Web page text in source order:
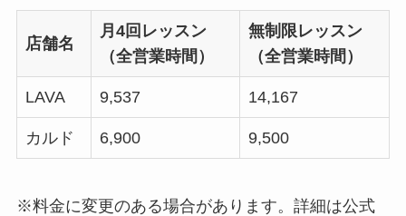
店舗名
月4回レッスン
（全営業時間）
無制限レッスン
（全営業時間）
LAVA 9,537 14,167
カルド 6,900 9,500
※料金に変更のある場合があります。詳細は公式